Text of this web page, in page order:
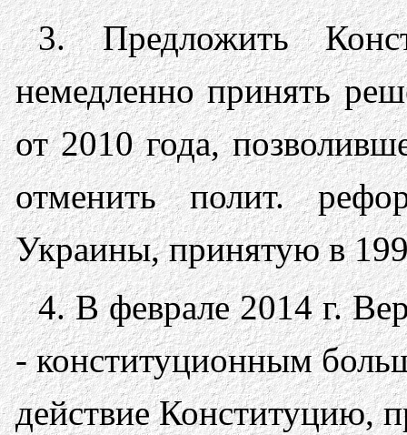
3. Предложить
немедленно принять
от 2010 года,
отменить полит.
Украины, принятую в
4. В феврале 2014 г.
- конституционным
действие Конституцию,